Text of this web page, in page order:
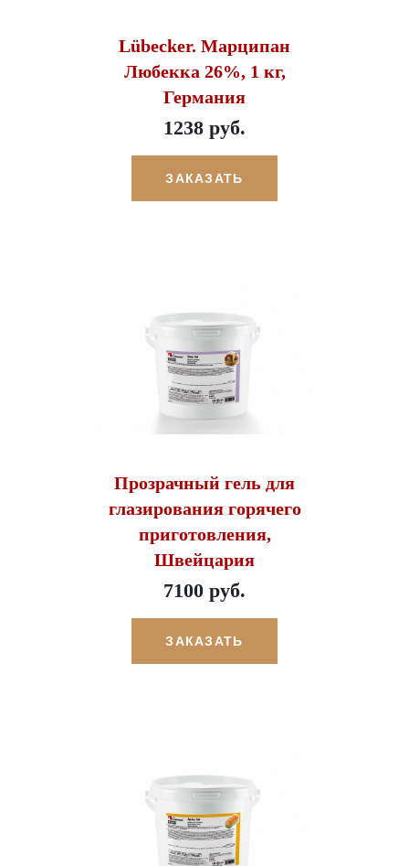
Lübecker. Марципан
Любекка 26%, 1 кг,
Германия
1238 руб.
ЗАКАЗАТЬ
Прозрачный гель для
глазирования горячего
приготовления,
Швейцария
7100 руб.
ЗАКАЗАТЬ